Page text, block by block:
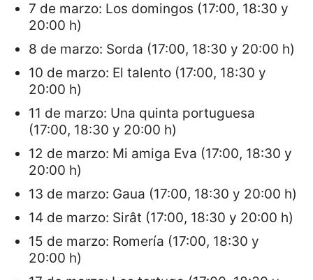
7 de marzo: Los domingos (17:00, 18:30 y
20:00 h)
8 de marzo: Sorda (17:00, 18:30 y 20:00 h)
10 de marzo: El talento (17:00, 18:30 y
20:00 h)
11 de marzo: Una quinta portuguesa
(17:00, 18:30 y 20:00 h)
12 de marzo: Mi amiga Eva (17:00, 18:30 y
20:00 h)
13 de marzo: Gaua (17:00, 18:30 y 20:00 h)
14 de marzo: Sirât (17:00, 18:30 y 20:00 h)
15 de marzo: Romería (17:00, 18:30 y
20:00 h)